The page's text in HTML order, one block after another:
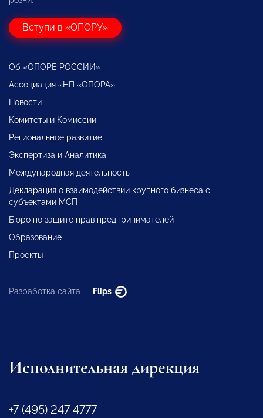
Вступи в «ОПОРУ»
Об «ОПОРЕ РОССИИ»
Ассоциация «НП «ОПОРА»
Новости
Комитеты и Комиссии
Региональное развитие
Экспертиза и Аналитика
Международная деятельность
Декларация о взаимодействии крупного бизнеса с
субъектами МСП
Бюро по защите прав предпринимателей
Образование
Проекты
Разработка сайта — Flips
Исполнительная дирекция
+7 (495) 247 4777